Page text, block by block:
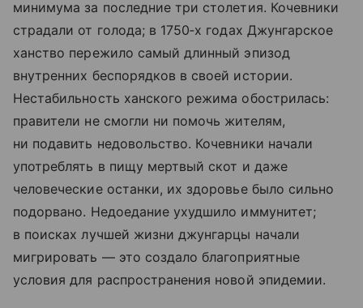
минимума за последние три столетия. Кочевники
страдали от голода; в 1750‑х годах Джунгарское
ханство пережило самый длинный эпизод
внутренних беспорядков в своей истории.
Нестабильность ханского режима обострилась:
правители не смогли ни помочь жителям,
ни подавить недовольство. Кочевники начали
употреблять в пищу мертвый скот и даже
человеческие останки, их здоровье было сильно
подорвано. Недоедание ухудшило иммунитет;
в поисках лучшей жизни джунгарцы начали
мигрировать — это создало благоприятные
условия для распространения новой эпидемии.